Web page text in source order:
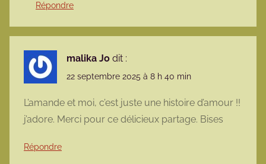
Répondre
malika Jo dit :
22 septembre 2025 à 8 h 40 min
L’amande et moi, c’est juste une histoire d’amour !!
j’adore. Merci pour ce délicieux partage. Bises
Répondre